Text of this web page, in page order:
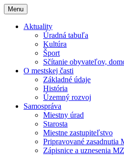
Menu
Aktuality
Úradná tabuľa
Kultúra
Šport
Sčítanie obyvateľov,
O mestskej časti
Základné údaje
História
Územný rozvoj
Samospráva
Miestny úrad
Starosta
Miestne zastupiteľstvo
Pripravované zasadnutia
Zápisnice a uznesenia MZ